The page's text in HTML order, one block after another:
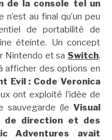
de la console tel un
au final qu’un peu
de portabilité de
éteinte. Un concept
Nintendo et sa Switch.
afficher des options en
Evil : Code Veronica
ont exploité l’idée de
sauvegarde (le Visual
de direction et des
Adventures avait